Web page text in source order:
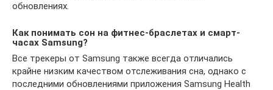
обновлениях.
Как понимать сон на фитнес-браслетах и смарт-
часах Samsung?
Все трекеры от Samsung также всегда отличались
крайне низким качеством отслеживания сна, однако с
последними обновлениями приложения Samsung Health